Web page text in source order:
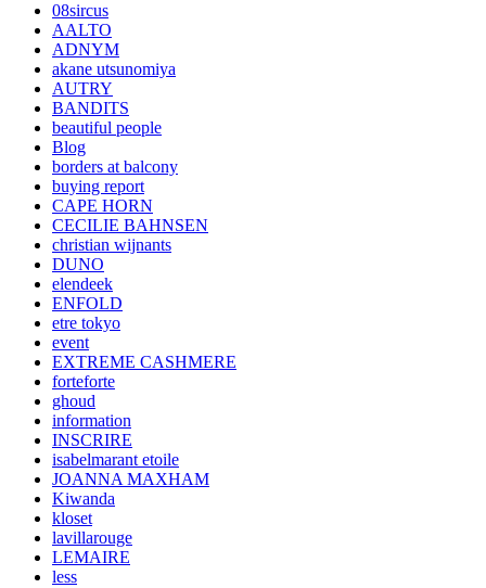
08sircus
AALTO
ADNYM
akane utsunomiya
AUTRY
BANDITS
beautiful people
Blog
borders at balcony
buying report
CAPE HORN
CECILIE BAHNSEN
christian wijnants
DUNO
elendeek
ENFOLD
etre tokyo
event
EXTREME CASHMERE
forteforte
ghoud
information
INSCRIRE
isabelmarant etoile
JOANNA MAXHAM
Kiwanda
kloset
lavillarouge
LEMAIRE
less